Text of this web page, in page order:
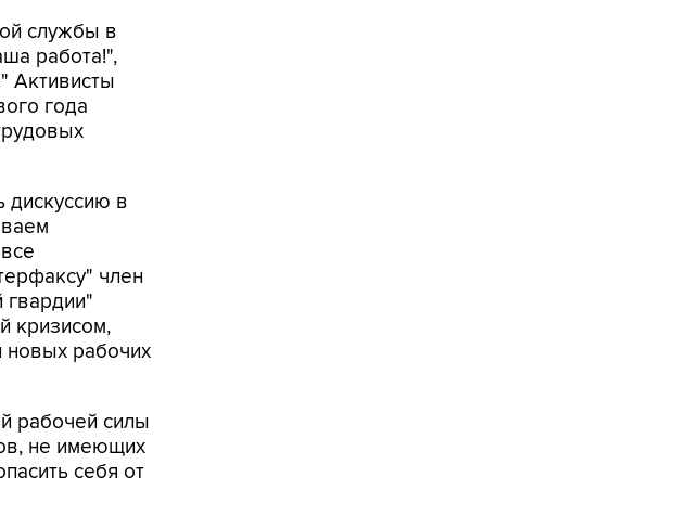
службы в
работа!",
Активисты
года
дискуссию в
член
гвардии"
кризисом,
новых рабочих
рабочей силы
не имеющих
себя от